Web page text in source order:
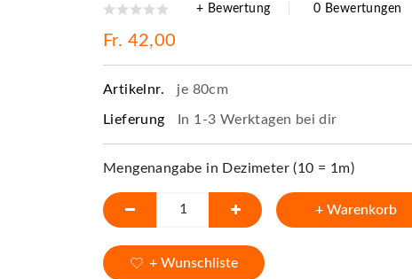
+ Bewertung 0 Bewertungen
Fr. 42,00
Artikelnr. je 80cm
Lieferung In 1-3 Werktagen bei dir
Mengenangabe in Dezimeter (10 = 1m)
+ Warenkorb
+ Wunschliste